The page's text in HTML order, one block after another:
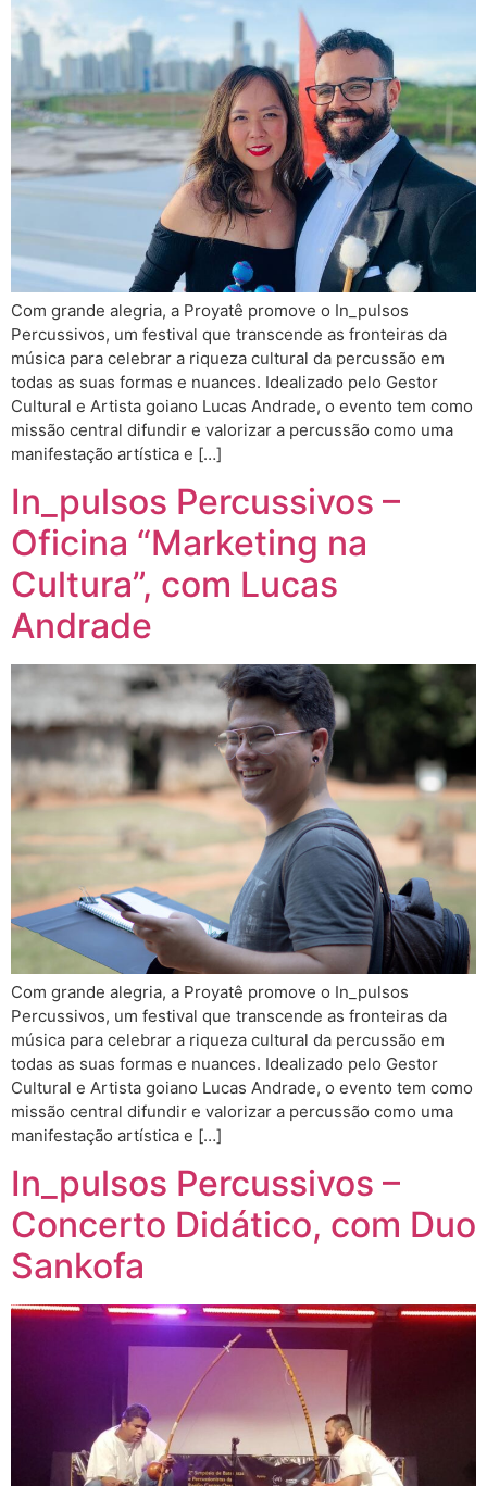
Com grande alegria, a Proyatê promove o In_pulsos
Percussivos, um festival que transcende as fronteiras da
música para celebrar a riqueza cultural da percussão em
todas as suas formas e nuances. Idealizado pelo Gestor
Cultural e Artista goiano Lucas Andrade, o evento tem como
missão central difundir e valorizar a percussão como uma
manifestação artística e […]
In_pulsos Percussivos –
Oficina “Marketing na
Cultura”, com Lucas
Andrade
Com grande alegria, a Proyatê promove o In_pulsos
Percussivos, um festival que transcende as fronteiras da
música para celebrar a riqueza cultural da percussão em
todas as suas formas e nuances. Idealizado pelo Gestor
Cultural e Artista goiano Lucas Andrade, o evento tem como
missão central difundir e valorizar a percussão como uma
manifestação artística e […]
In_pulsos Percussivos –
Concerto Didático, com Duo
Sankofa